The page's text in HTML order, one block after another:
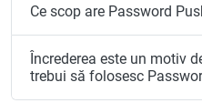
Ce scop are Password
Încrederea este un motiv
trebui să folosesc